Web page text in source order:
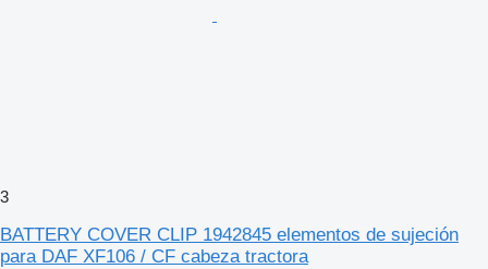
3
BATTERY COVER CLIP 1942845 elementos de sujeción
para DAF XF106 / CF cabeza tractora